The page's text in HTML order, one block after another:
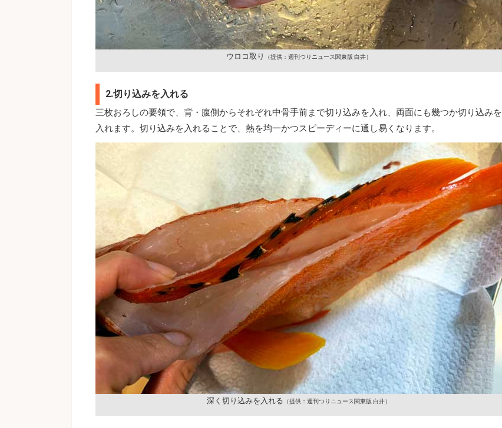
ウロコ取り （提供：週刊つりニュース関東版 白井）
2.切り込みを入れる
三枚おろしの要領で、背・腹側からそれぞれ中骨手前まで切り込みを入れ、両面にも幾つか切り込みを
入れます。切り込みを入れることで、熱を均一かつスピーディーに通し易くなります。
深く切り込みを入れる （提供：週刊つりニュース関東版 白井）